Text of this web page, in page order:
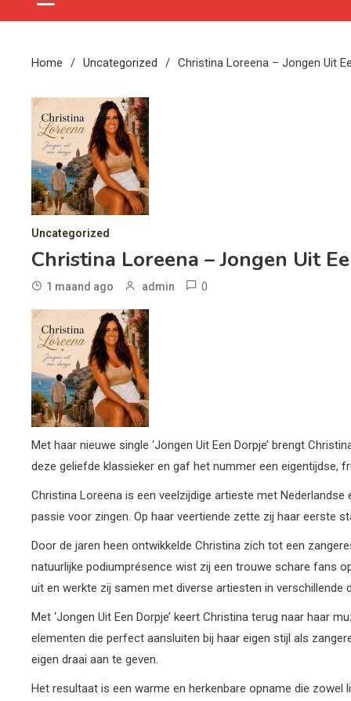
Home Uncategorized Christina Loreena – Jongen Uit
Uncategorized
Christina Loreena – Jongen Uit
1 maand ago admin 0
Met haar nieuwe single ‘Jongen Uit Een Dorpje’ brengt
deze geliefde klassieker en gaf het nummer een eigentijdse,
Christina Loreena is een veelzijdige artieste met
passie voor zingen. Op haar veertiende zette zij haar eerste
Door de jaren heen ontwikkelde Christina zich tot een
natuurlijke podiumprésence wist zij een trouwe schare fans
uit en werkte zij samen met diverse artiesten in verschillende
Met ‘Jongen Uit Een Dorpje’ keert Christina terug naar haar
elementen die perfect aansluiten bij haar eigen stijl als
eigen draai aan te geven.
Het resultaat is een warme en herkenbare opname die